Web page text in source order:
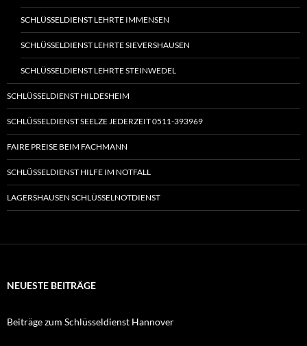
SCHLÜSSELDIENST LEHRTE IMMENSEN
SCHLÜSSELDIENST LEHRTE SIEVERSHAUSEN
SCHLÜSSELDIENST LEHRTE STEINWEDEL
SCHLÜSSELDIENST HILDESHEIM
SCHLÜSSELDIENST SEELZE JEDERZEIT 0511-393969
FAIRE PREISE BEIM FACHMANN
SCHLÜSSELDIENST HILFE IM NOTFALL
LAGERSHAUSEN SCHLÜSSELNOTDIENST
NEUESTE BEITRÄGE
Beiträge zum Schlüsseldienst Hannover